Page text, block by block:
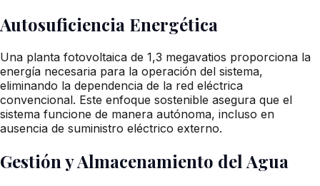
Autosuficiencia Energética
Una planta fotovoltaica de 1,3 megavatios proporciona la
energía necesaria para la operación del sistema,
eliminando la dependencia de la red eléctrica
convencional. Este enfoque sostenible asegura que el
sistema funcione de manera autónoma, incluso en
ausencia de suministro eléctrico externo.
Gestión y Almacenamiento del Agua